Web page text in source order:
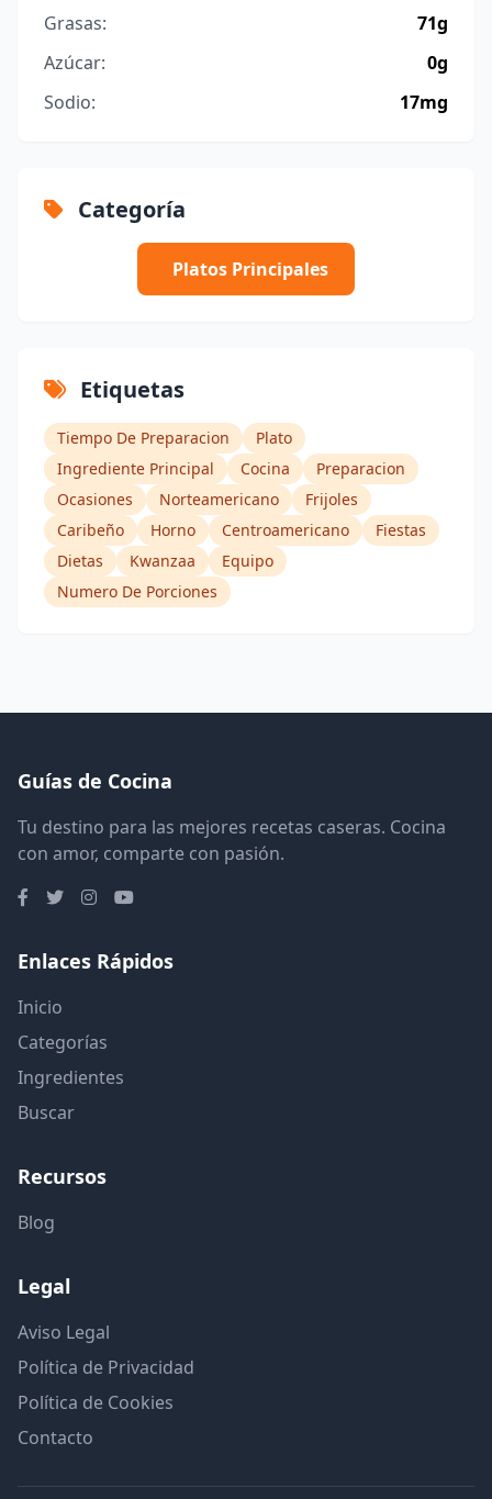
Grasas:
71g
Azúcar:
0g
Sodio:
17mg
Categoría
Platos Principales
Etiquetas
Tiempo De Preparacion
Plato
Ingrediente Principal
Cocina
Preparacion
Ocasiones
Norteamericano
Frijoles
Caribeño
Horno Centroamericano
Fiestas
Dietas
Kwanzaa
Equipo
Numero De Porciones
Guías de Cocina
Tu destino para las mejores recetas caseras. Cocina
con amor, comparte con pasión.
Enlaces Rápidos
Inicio
Categorías
Ingredientes
Buscar
Recursos
Blog
Legal
Aviso Legal
Política de Privacidad
Política de Cookies
Contacto